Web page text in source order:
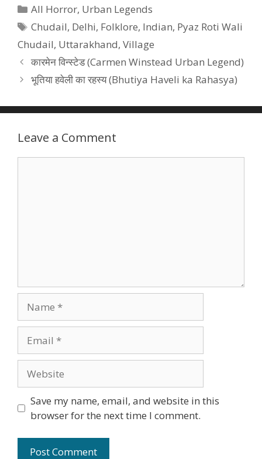
Categories
All Horror, Urban Legends
Tags
Chudail, Delhi, Folklore, Indian, Pyaz Roti Wali
Chudail, Uttarakhand, Village
कारमेन विन्स्टेड (Carmen Winstead Urban Legend)
भूतिया हवेली का रहस्य (Bhutiya Haveli ka Rahasya)
Leave a Comment
Save my name, email, and website in this
browser for the next time I comment.